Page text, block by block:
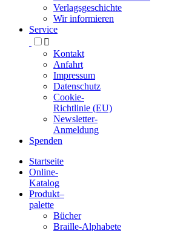
Verlagsgeschichte
Wir informieren
Service

Kontakt
Anfahrt
Impressum
Datenschutz
Cookie-
Richtlinie (EU)
Newsletter-
Anmeldung
Spenden
Blindenschrift-
Verlag
Startseite
Online-
Katalog
Produkt–
palette
Bücher
Braille-Alphabete